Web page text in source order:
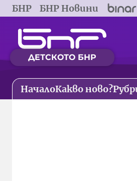
БНР БНР Новини
ДЕТСКОТО БНР
НачалоКакво ново?